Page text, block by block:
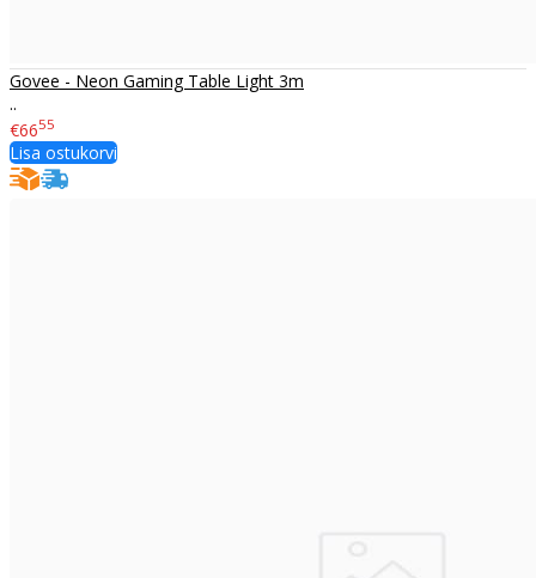
Govee - Neon Gaming Table Light 3m
..
€6655
Lisa ostukorvi